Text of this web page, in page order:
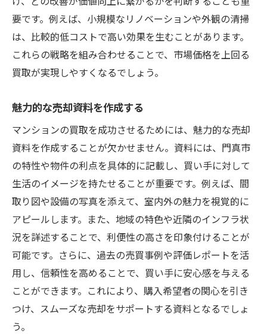
要です。例えば、小規模なリノベーションや外観の清掃
は、比較的低コストで高い効果を生むことがあります。
これらの戦略を組み合わせることで、市場価格を上回る
買取が実現しやすくなるでしょう。
魅力的な売却資料を作成する
マンションの買取を成功させるためには、魅力的な売却
資料を作成することが欠かせません。資料には、門真市
の特性や物件の利点を具体的に記載し、買い手に対して
生活のイメージを持たせることが重要です。例えば、間
取り図や設備の写真を添えて、室内外の魅力を視覚的に
アピールします。また、地域の特色や近隣のインフラ状
況を詳述することで、利便性の高さを印象付けることが
可能です。さらに、過去の売買事例や評価レポートを活
用し、信頼性を高めることで、買い手に安心感を与える
ことができます。これにより、購入希望者の関心を引き
つけ、スムーズな売却をサポートする資料となるでしょ
う。